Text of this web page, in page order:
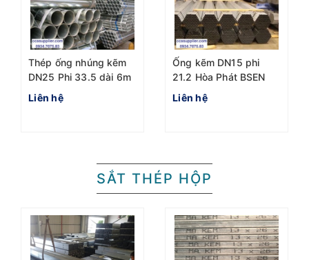
Thép ống nhúng kẽm
DN25 Phi 33.5 dài 6m
Hòa Phát
Liên hệ
Ống kẽm DN15 phi
21.2 Hòa Phát BSEN
1387
Liên hệ
SẮT THÉP HỘP